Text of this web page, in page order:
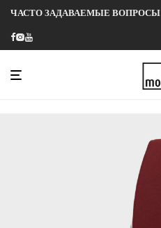
ЧАСТО ЗАДАВАЕМЫЕ ВОПРОСЫ